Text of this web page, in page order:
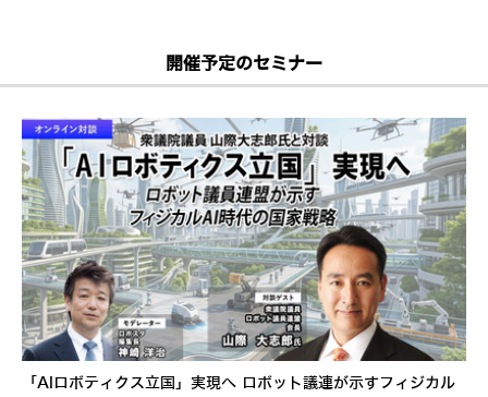
開催予定のセミナー
「AIロボティクス立国」実現へ ロボット議連が示すフィジカル